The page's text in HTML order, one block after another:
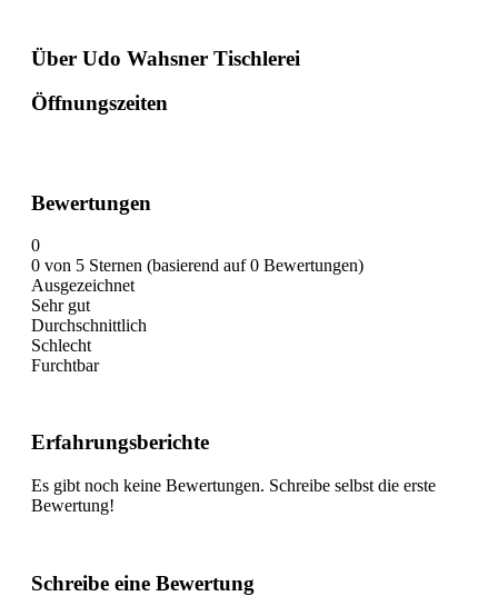
Über Udo Wahsner Tischlerei
Öffnungszeiten
Bewertungen
0
0 von 5 Sternen (basierend auf 0 Bewertungen)
Ausgezeichnet
Sehr gut
Durchschnittlich
Schlecht
Furchtbar
Erfahrungsberichte
Es gibt noch keine Bewertungen. Schreibe selbst die erste
Bewertung!
Schreibe eine Bewertung